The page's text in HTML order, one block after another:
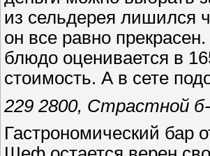
из сельдерея лишился
он все равно
блюдо оценивается в
стоимость. А в сете
229 2800, Страстной
Гастрономический бар